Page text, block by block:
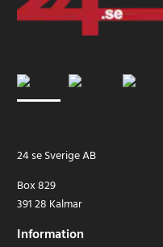
24 se Sverige AB
Box 829
391 28 Kalmar
Information